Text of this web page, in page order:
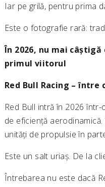
Iar pe grilă, pentru prima
Este o fotografie rară:
În 2026, nu mai
primul viitorul
Red Bull Racing –
Red Bull intră în 2026
de eficiență
unități de propulsie în
Este un salt uriaș. De la
Întrebarea nu este dacă